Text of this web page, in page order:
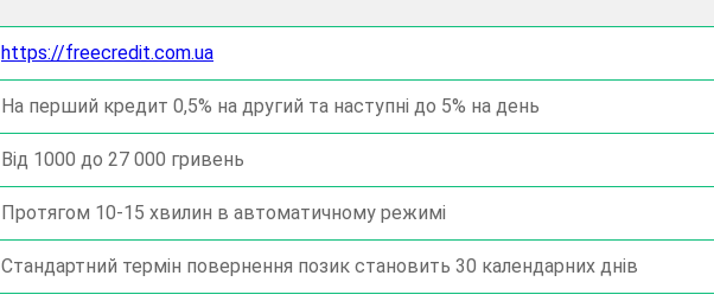
https://freecredit.com.ua
На перший кредит 0,5% на другий та наступні до 5% на день
Від 1000 до 27 000 гривень
Протягом 10-15 хвилин в автоматичному режимі
Стандартний термін повернення позик становить 30 календарних днів